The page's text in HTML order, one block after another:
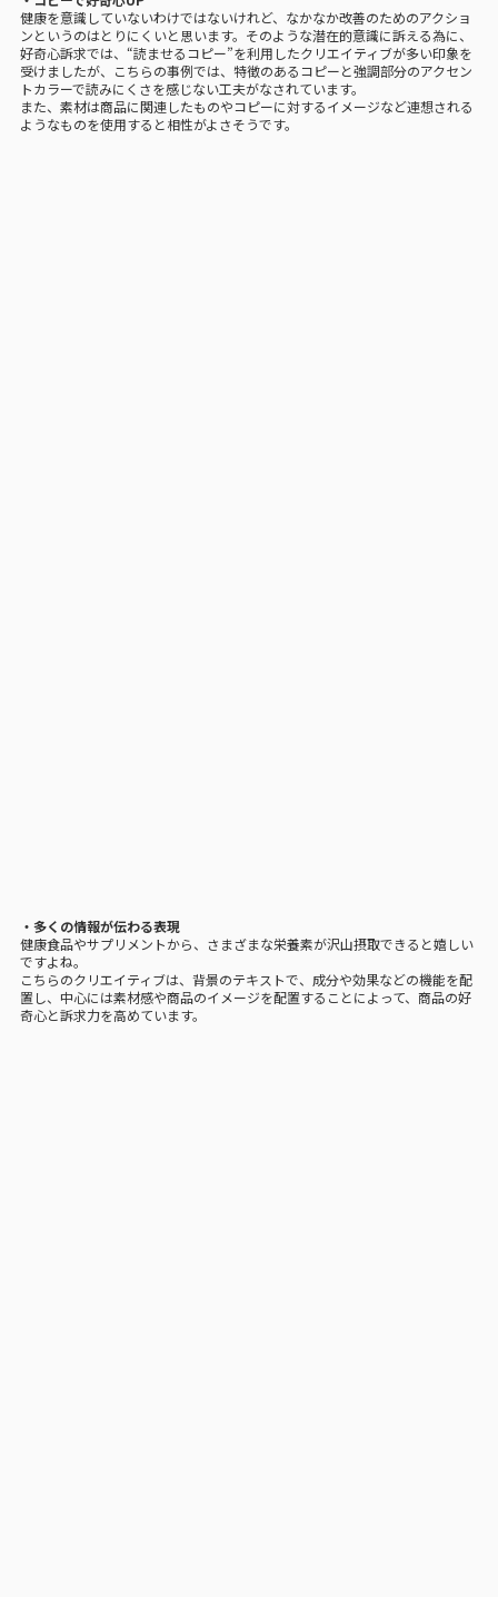
健康を意識していないわけではないけれど、なかなか改善のためのアクショ
ンというのはとりにくいと思います。そのような潜在的意識に訴える為に、
好奇心訴求では、“読ませるコピー”を利用したクリエイティブが多い印象を
受けましたが、こちらの事例では、特徴のあるコピーと強調部分のアクセン
トカラーで読みにくさを感じない工夫がなされています。
また、素材は商品に関連したものやコピーに対するイメージなど連想される
ようなものを使用すると相性がよさそうです。
・多くの情報が伝わる表現
健康食品やサプリメントから、さまざまな栄養素が沢山摂取できると嬉しい
ですよね。
こちらのクリエイティブは、背景のテキストで、成分や効果などの機能を配
置し、中心には素材感や商品のイメージを配置することによって、商品の好
奇心と訴求力を高めています。